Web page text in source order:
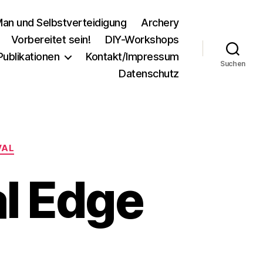
und Selbstverteidigung
Archery
Vorbereitet sein!
DIY-Workshops
Kontakt/Impressum
Datenschutz
Suchen
Edge